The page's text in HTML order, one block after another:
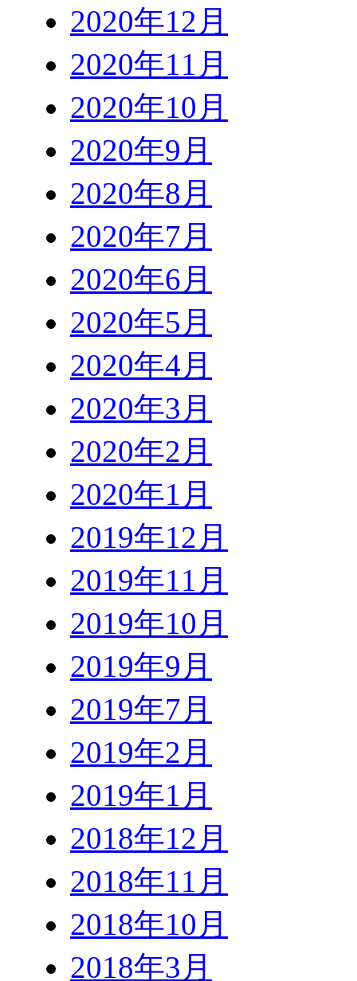
2020年12月
2020年11月
2020年10月
2020年9月
2020年8月
2020年7月
2020年6月
2020年5月
2020年4月
2020年3月
2020年2月
2020年1月
2019年12月
2019年11月
2019年10月
2019年9月
2019年7月
2019年2月
2019年1月
2018年12月
2018年11月
2018年10月
2018年3月